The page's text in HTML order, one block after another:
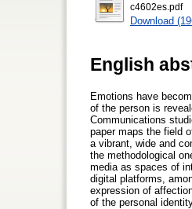
c4602es.pdf
Download
English
Emotions have
of the person is
Communications
paper maps the field
a vibrant, wide and
the methodological
media as spaces of
digital platforms,
expression of
of the personal